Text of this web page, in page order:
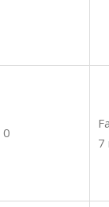
0
7